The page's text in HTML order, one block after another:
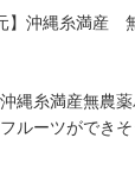
】沖縄糸満産
縄糸満産無農
ルーツができ